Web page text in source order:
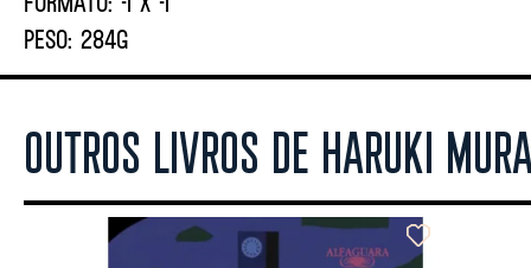
PESO: 284G
OUTROS LIVROS DE HARUKI